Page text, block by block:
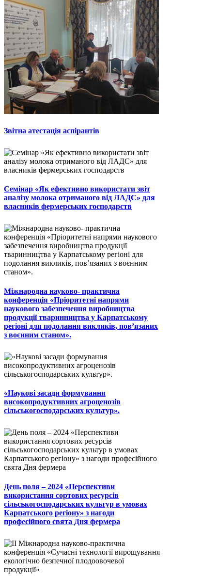
Звітна атестація аспірантів
Семінар «Як ефективно використати звіт
аналізу молока отриманого від ЛАДС» для
власників фермерських господарств
Міжнародна науково- практична
конференція «Пріоритетні напрями
наукового забезпечення виробництва
продукції тваринництва у Карпатському
регіоні для подолання викликів, пов’язаних
з воєнним станом».
«Наукові засади формування
високопродуктивних агроценозів
сільськогосподарських культур».
День поля – 2024 «Перспективи
використання сортових ресурсів
сільськогосподарських культур в умовах
Карпатського регіону» з нагоди
професійного свята Дня фермера